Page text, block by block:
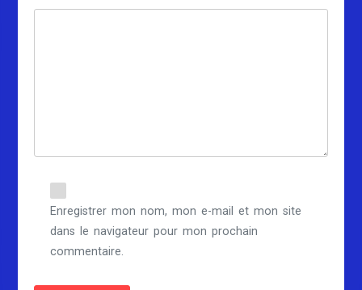
Enregistrer mon nom, mon e-mail et mon site
dans le navigateur pour mon prochain
commentaire.